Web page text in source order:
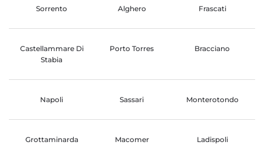
Sorrento Alghero Frascati
Castellammare Di
Stabia
Porto Torres Bracciano
Napoli Sassari Monterotondo
Grottaminarda Macomer Ladispoli